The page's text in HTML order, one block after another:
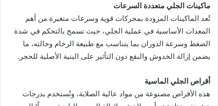
ماكينات الجلي متعددة السرعات
تُعد الماكينات المزودة بمحركات قوية وسرعات متغيرة من أهم
المعدات الأساسية في عملية الجلي، حيث تسمح بالتحكم في شدة
الضغط وسرعة الدوران بما يتناسب مع طبيعة الرخام وحالته، ما
يضمن إزالة الخدوش والبقع دون التأثير على البنية الأصلية للحجر.
أقراص الجلي الماسية
هذه الأقراص مصنوعة من مواد عالية الصلابة، وتُستخدم بدرجات